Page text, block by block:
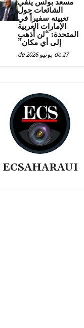
مسعد بولس ينفي
الشائعات حول
تعيينه سفيراً في
الإمارات العربية
المتحدة: “لن أذهب
إلى أي مكان”
27 de يونيو de 2026
ECSAHARAUI